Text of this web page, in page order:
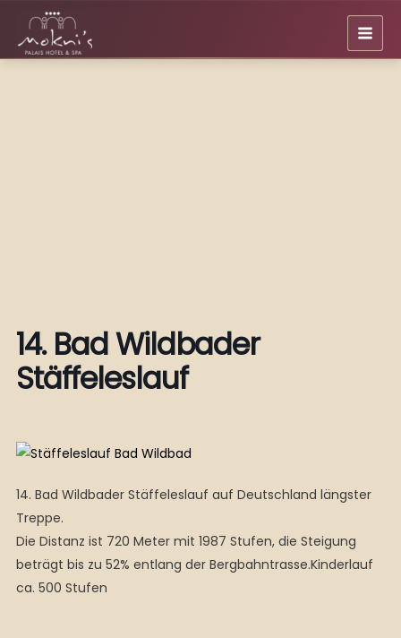
Inhalt
springen
14. Bad Wildbader
Stäffeleslauf
14. Bad Wildbader Stäffeleslauf auf Deutschland längster
Treppe.
Die Distanz ist 720 Meter mit 1987 Stufen, die Steigung
beträgt bis zu 52% entlang der Bergbahntrasse.Kinderlauf
ca. 500 Stufen